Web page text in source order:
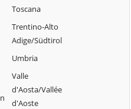
San Giorgio
Albanese
San Giovanni in
Fiore
San Lorenzo
Toscana
Trentino-Alto
Adige/Südtirol
Umbria
Valle
d'Aosta/Vallée
d'Aoste